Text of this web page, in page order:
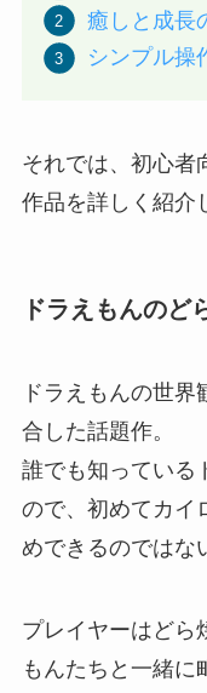
癒しと成長
シンプル操
それでは、初心者
作品を詳しく紹介
ドラえもんのど
ドラえもんの世
合した話題作。
誰でも知っている
ので、初めてカイ
めできるのではな
プレイヤーはどら
もんたちと一緒に